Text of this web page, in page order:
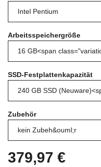
Arbeitsspeichergröße
SSD-Festplattenkapazität
Zubehör
379,97 €